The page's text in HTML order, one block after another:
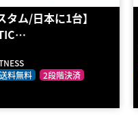
タム/日本に1台】
送料無料
2段階決済